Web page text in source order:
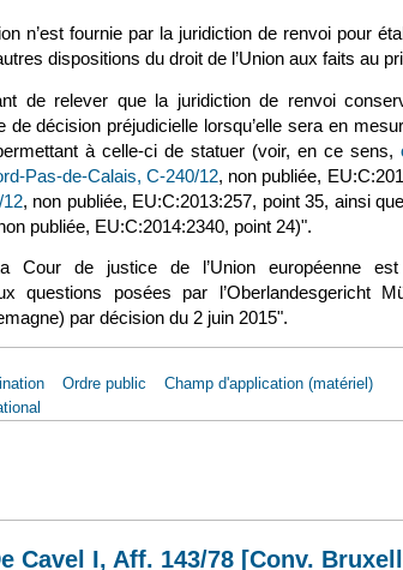
n’est fournie par la juridiction de renvoi pour
dispositions du droit de l’Union aux faits au
de relever que la juridiction de renvoi
de décision préjudicielle lorsqu’elle sera en
à celle-ci de statuer (voir, en ce sens,
Pas-de-Calais, C‑240/12(le lien est externe)
, non publiée,
(le lien est externe)
, non publiée, EU:C:2013:257, point 35, ainsi
lien est externe)
publiée, EU:C:2014:2340, point 24)".
Cour de justice de l’Union européenne est
questions posées par l’Oberlandesgericht
par décision du 2 juin 2015".
Ordre public
Champ d'application (matériel)
Cavel I, Aff. 143/78 [Conv.